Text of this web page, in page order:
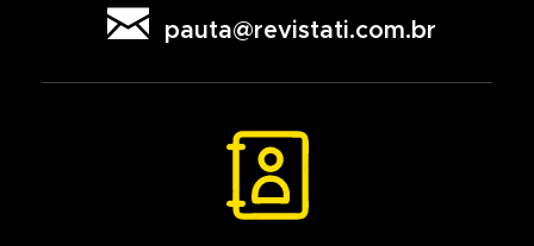
 pauta@revistati.com.br